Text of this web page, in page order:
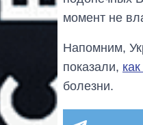
момент не
Напомним,
показали,
болезни.